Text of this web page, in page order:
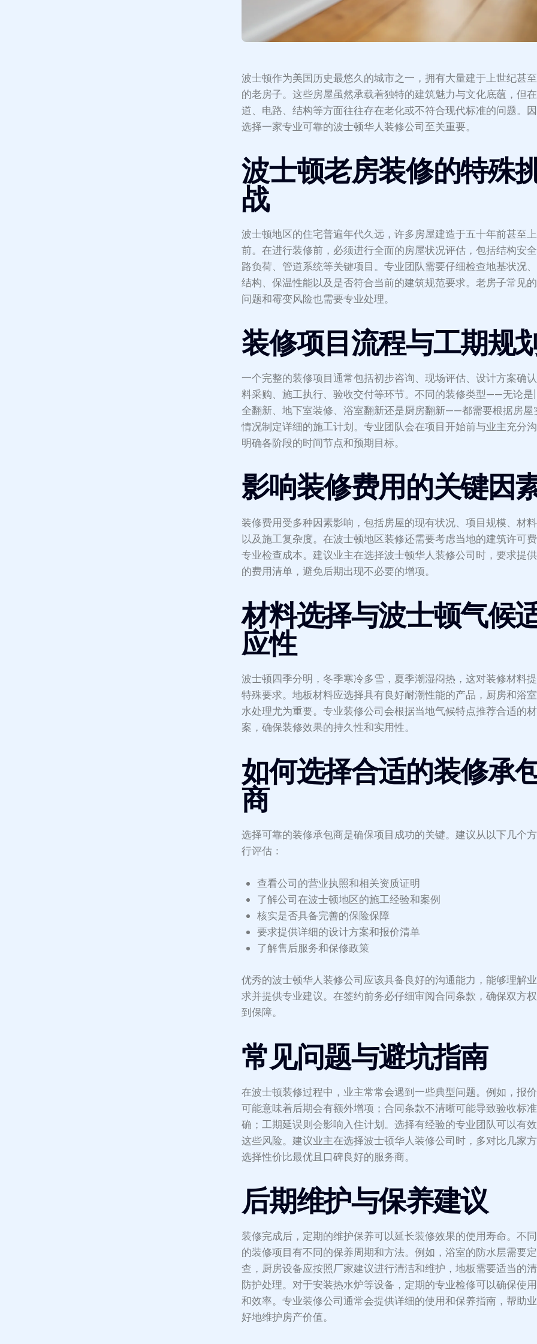
波士顿作为美国历史最悠久的城市之一，拥有大量建于上世纪甚
的老房子。这些房屋虽然承载着独特的建筑魅力与文化底蕴，但
道、电路、结构等方面往往存在老化或不符合现代标准的问题。因
选择一家专业可靠的波士顿华人装修公司至关重要。
波士顿老房装修的特殊
战
波士顿地区的住宅普遍年代久远，许多房屋建造于五十年前甚至
前。在进行装修前，必须进行全面的房屋状况评估，包括结构安
路负荷、管道系统等关键项目。专业团队需要仔细检查地基状况
结构、保温性能以及是否符合当前的建筑规范要求。老房子常见
问题和霉变风险也需要专业处理。
装修项目流程与工期规
一个完整的装修项目通常包括初步咨询、现场评估、设计方案确
料采购、施工执行、验收交付等环节。不同的装修类型——无论是
全翻新、地下室装修、浴室翻新还是厨房翻新——都需要根据房屋
情况制定详细的施工计划。专业团队会在项目开始前与业主充分沟
明确各阶段的时间节点和预期目标。
影响装修费用的关键因
装修费用受多种因素影响，包括房屋的现有状况、项目规模、材
以及施工复杂度。在波士顿地区装修还需要考虑当地的建筑许可
专业检查成本。建议业主在选择波士顿华人装修公司时，要求提
的费用清单，避免后期出现不必要的增项。
材料选择与波士顿气候
应性
波士顿四季分明，冬季寒冷多雪，夏季潮湿闷热，这对装修材料
特殊要求。地板材料应选择具有良好耐潮性能的产品，厨房和浴
水处理尤为重要。专业装修公司会根据当地气候特点推荐合适的
案，确保装修效果的持久性和实用性。
如何选择合适的装修承
商
选择可靠的装修承包商是确保项目成功的关键。建议从以下几个
行评估：
查看公司的营业执照和相关资质证明
了解公司在波士顿地区的施工经验和案例
核实是否具备完善的保险保障
要求提供详细的设计方案和报价清单
了解售后服务和保修政策
优秀的波士顿华人装修公司应该具备良好的沟通能力，能够理解
求并提供专业建议。在签约前务必仔细审阅合同条款，确保双方
到保障。
常见问题与避坑指南
在波士顿装修过程中，业主常常会遇到一些典型问题。例如，报
可能意味着后期会有额外增项；合同条款不清晰可能导致验收标
确；工期延误则会影响入住计划。选择有经验的专业团队可以有
这些风险。建议业主在选择波士顿华人装修公司时，多对比几家方
选择性价比最优且口碑良好的服务商。
后期维护与保养建议
装修完成后，定期的维护保养可以延长装修效果的使用寿命。不
的装修项目有不同的保养周期和方法。例如，浴室的防水层需要
查，厨房设备应按照厂家建议进行清洁和维护，地板需要适当的
防护处理。对于安装热水炉等设备，定期的专业检修可以确保使
和效率。专业装修公司通常会提供详细的使用和保养指南，帮助
好地维护房产价值。